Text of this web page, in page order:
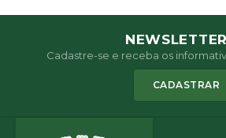
NEWSLETTER
Cadastre-se e receba os
CADASTRAR